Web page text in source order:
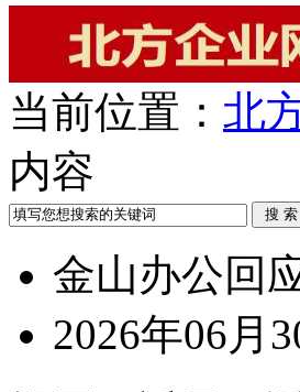
当前位置： 北
内容
金山办公回
2026年06月